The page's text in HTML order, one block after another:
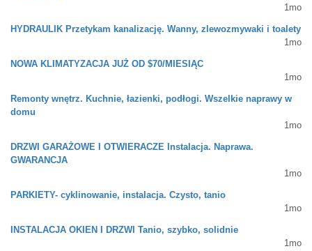
1mo
HYDRAULIK Przetykam kanalizację. Wanny, zlewozmywaki i toalety
1mo
NOWA KLIMATYZACJA JUŻ OD $70/MIESIĄC
1mo
Remonty wnętrz. Kuchnie, łazienki, podłogi. Wszelkie naprawy w
domu
1mo
DRZWI GARAŻOWE I OTWIERACZE Instalacja. Naprawa.
GWARANCJA
1mo
PARKIETY- cyklinowanie, instalacja. Czysto, tanio
1mo
INSTALACJA OKIEN I DRZWI Tanio, szybko, solidnie
1mo